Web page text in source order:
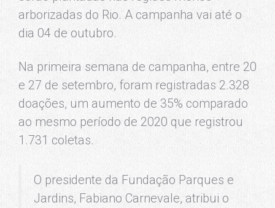
arborizadas do Rio. A campanha vai até o
dia 04 de outubro.
Na primeira semana de campanha, entre 20
e 27 de setembro, foram registradas 2.328
doações, um aumento de 35% comparado
ao mesmo período de 2020 que registrou
1.731 coletas.
O presidente da Fundação Parques e
Jardins, Fabiano Carnevale, atribui o